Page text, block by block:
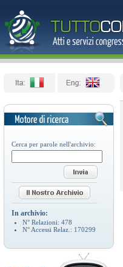
Cerca per parole nell'archivio:
In archivio:
N° Relazioni: 478
N° Accessi Relaz.: 170299